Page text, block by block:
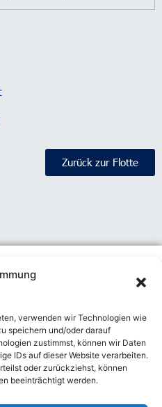
verwenden wir Technologien wie
speichern und/oder darauf
zustimmst, können wir Daten
IDs auf dieser Website verarbeiten.
oder zurückziehst, können
beeinträchtigt werden.
Zurück zur Flotte